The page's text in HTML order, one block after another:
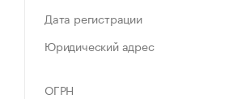
Дата регистрации
Юридический адрес
ОГРН